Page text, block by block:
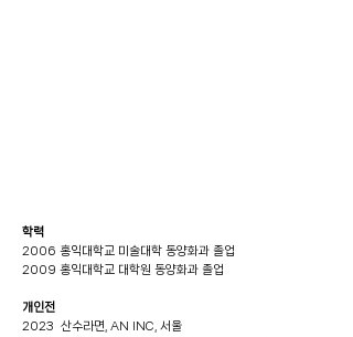
학력
2006 홍익대학교 미술대학 동양화과 졸업
2009 홍익대학교 대학원 동양화과 졸업
개인전
2023 산수라면, AN INC, 서울